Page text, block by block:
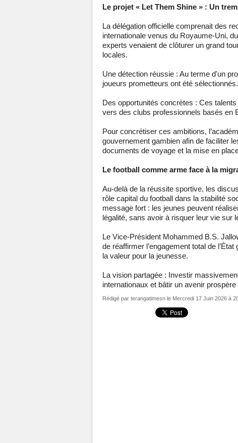
Le projet « Let Them Shine » : Un
La délégation officielle comprenait des
internationale venus du Royaume-Uni,
experts venaient de clôturer un grand
locales.
Une détection réussie : Au terme d'un
joueurs prometteurs ont été sélectionnés.
Des opportunités concrètes : Ces
vers des clubs professionnels basés en
Pour concrétiser ces ambitions,
gouvernement gambien afin de faciliter
documents de voyage et la mise en
Le football comme arme face à la
Au-delà de la réussite sportive, les
rôle capital du football dans la stabilité
message fort : les jeunes peuvent
légalité, sans avoir à risquer leur vie sur
Le Vice-Président Mohammed B.S.
de réaffirmer l’engagement total de
la valeur pour la jeunesse.
La vision partagée : Investir
internationaux et bâtir un avenir
Rédigé par terangatimesnle Mercredi 17 Juin 2026 à